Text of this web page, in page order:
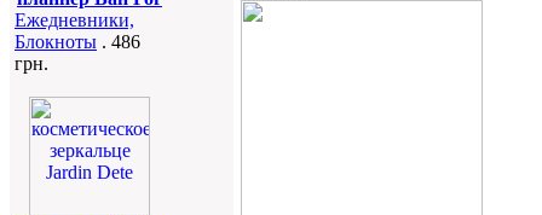
Ежедневники,
Блокноты . 486
грн.